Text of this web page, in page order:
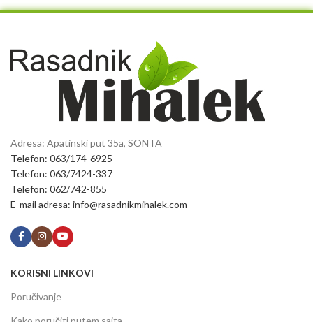
Adresa: Apatinski put 35a, SONTA
Telefon: 063/174-6925
Telefon: 063/7424-337
Telefon: 062/742-855
E-mail adresa: info@rasadnikmihalek.com
KORISNI LINKOVI
Poručivanje